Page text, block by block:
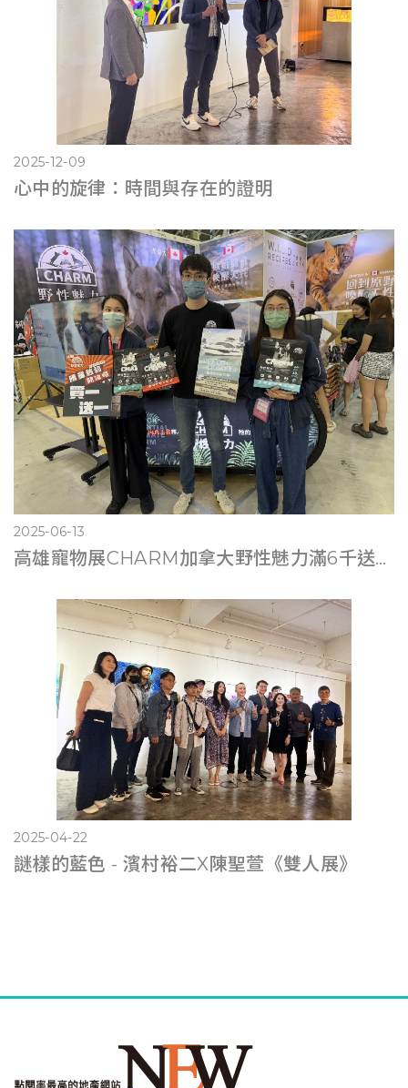
2025-12-09
心中的旋律：時間與存在的證明
2025-06-13
高雄寵物展CHARM加拿大野性魅力滿6千送遊艇體驗
2025-04-22
謎樣的藍色 - 濱村裕二X陳聖萱《雙人展》